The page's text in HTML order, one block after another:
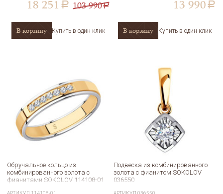
18 251 a 103 990a
В корзину Купить в один клик
13 990 a
В корзину Купить в один клик
Обручальное кольцо из
комбинированного золота с
фианитами SOKOLOV 114108-01
Подвеска из комбинированного
золота с фианитом SOKOLOV
036550